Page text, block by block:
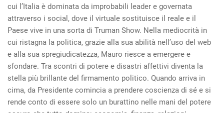
cui l’Italia è dominata da improbabili leader e governata
attraverso i social, dove il virtuale sostituisce il reale e il
Paese vive in una sorta di Truman Show. Nella mediocrità in
cui ristagna la politica, grazie alla sua abilità nell’uso del web
e alla sua spregiudicatezza, Mauro riesce a emergere e
sfondare. Tra scontri di potere e disastri affettivi diventa la
stella più brillante del firmamento politico. Quando arriva in
cima, da Presidente comincia a prendere coscienza di sé e si
rende conto di essere solo un burattino nelle mani del potere